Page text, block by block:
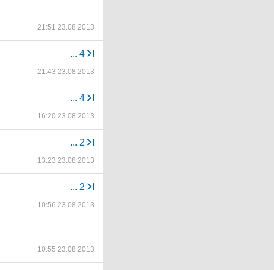
21:51 23.08.2013
... 4
21:43 23.08.2013
... 4
16:20 23.08.2013
... 2
13:23 23.08.2013
... 2
10:56 23.08.2013
10:55 23.08.2013